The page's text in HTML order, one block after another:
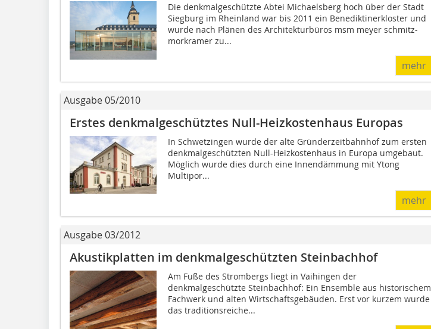
Die denkmalgeschützte Abtei Michaelsberg hoch über der Stadt
Siegburg im Rheinland war bis 2011 ein Benediktinerkloster und
wurde nach Plänen des Architekturbüros msm meyer schmitz-
morkramer zu...
mehr
Ausgabe 05/2010
Erstes denkmalgeschütztes Null-Heizkostenhaus Europas
In Schwetzingen wurde der alte Gründerzeitbahnhof zum ersten
denkmalgeschützten Null-Heizkostenhaus in Europa umgebaut.
Möglich wurde dies durch eine Innendämmung mit Ytong
Multipor...
mehr
Ausgabe 03/2012
Akustikplatten im denkmalgeschützten Steinbachhof
Am Fuße des Strombergs liegt in Vaihingen der
denkmalgeschützte Steinbachhof: Ein Ensemble aus historischem
Fachwerk und alten Wirtschaftsgebäuden. Erst vor kurzem wurde
das traditionsreiche...